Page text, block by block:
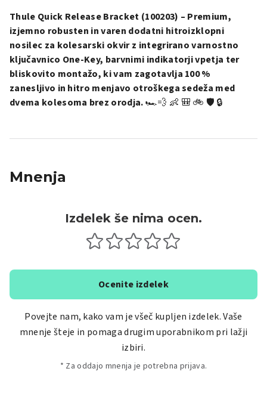
Thule Quick Release Bracket (100203) – Premium,
izjemno robusten in varen dodatni hitroizklopni
nosilec za kolesarski okvir z integrirano varnostno
ključavnico One-Key, barvnimi indikatorji vpetja ter
bliskovito montažo, ki vam zagotavlja 100 %
zanesljivo in hitro menjavo otroškega sedeža med
dvema kolesoma brez orodja.🏎️💨 👶 🎒 🚲 🛡️ 🔒
Mnenja
Izdelek še nima ocen.
Ocenite izdelek
Povejte nam, kako vam je všeč kupljen izdelek. Vaše
mnenje šteje in pomaga drugim uporabnikom pri lažji
izbiri.
* Za oddajo mnenja je potrebna prijava.